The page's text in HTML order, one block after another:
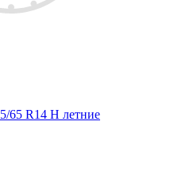
65 R14 H летние